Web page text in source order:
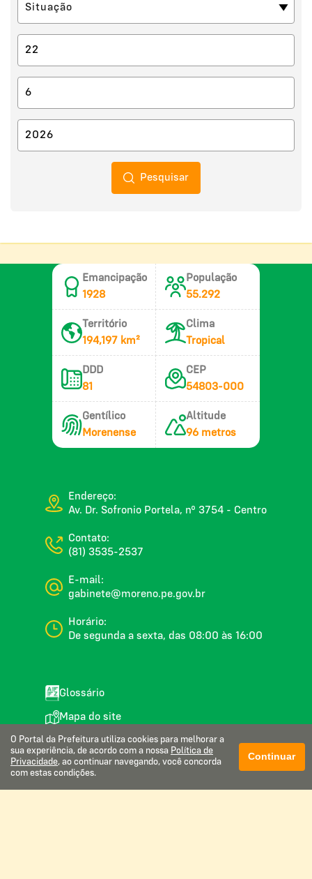
Pesquisar
Emancipação
1928
População
55.292
Território
194,197 km²
Clima
Tropical
DDD
81
CEP
54803-000
Gentílico
Morenense
Altitude
96 metros
Endereço:
Av. Dr. Sofronio Portela, nº 3754 - Centro
Contato:
(81) 3535-2537
E-mail:
gabinete@moreno.pe.gov.br
Horário:
De segunda a sexta, das 08:00 às 16:00
Glossário
Mapa do site
Perguntas frequentes
Manual de navegação
Política de privacidade
O Portal da Prefeitura utiliza cookies para melhorar a
sua experiência, de acordo com a nossa Política de
Privacidade, ao continuar navegando, você concorda
com estas condições.
Continuar